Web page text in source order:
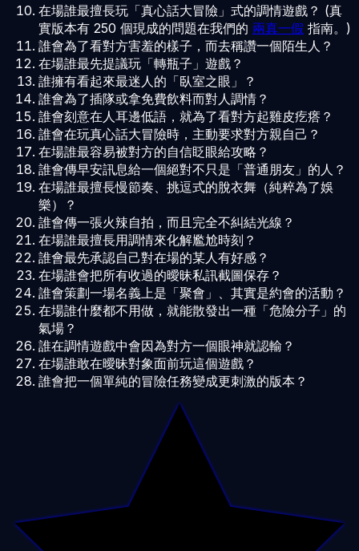
在場誰最擅長玩「真心話大冒險」式的調情遊戲？ (真
實版本有 250 個現成的問題在我們的 兩真一假 指南。)
誰會為了看對方害羞的樣子，而去稱讚一個陌生人？
在場誰最先提議玩「轉瓶子」遊戲？
誰擁有看起來最迷人的「臥室之眼」？
誰會為了插隊或拿免費飲料而對人調情？
誰會刻意在人耳邊低語，就為了看對方起雞皮疙瘩？
誰會在玩真心話大冒險時，主動要求對方親自己？
在場誰最容易被對方的自信眨眼給攻略？
誰會傳早安訊息給一個絕對不只是「普通朋友」的人？
在場誰最擅長慢節奏、挑逗式的脫衣舞（純粹為了娛
樂）？
誰會傳一張火辣自拍，而且完全不糾結光線？
在場誰最擅長用調情來化解尷尬時刻？
誰會最先承認自己對在場的某人有好感？
在場誰會把所有收過的曖昧私訊截圖保存？
誰會策劃一場名義上是「聚會」、其實是約會的活動？
在場誰什麼都不用做，就能散發出一種「危險分子」的
氣場？
誰在調情遊戲中會因為對方一個眼神就認輸？
在場誰敢在曖昧對象面前玩這個遊戲？
誰會把一個單純的冒險任務變成更刺激的版本？